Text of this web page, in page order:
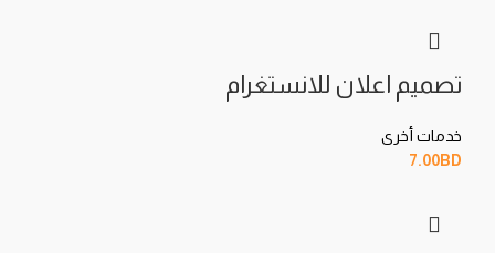
تصميم اعلان للانستغرام
خدمات أخرى
7.00BD